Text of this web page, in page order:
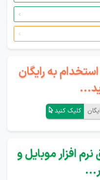
به رایگان
کلیک کنید
افزار موبایل و